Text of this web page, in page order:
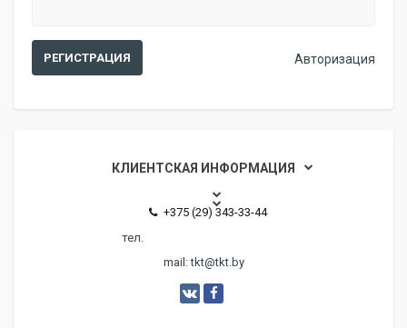
Авторизация
КЛИЕНТСКАЯ ИНФОРМАЦИЯ
тел.
+375 (29) 343-33-44
mail:tkt@tkt.by